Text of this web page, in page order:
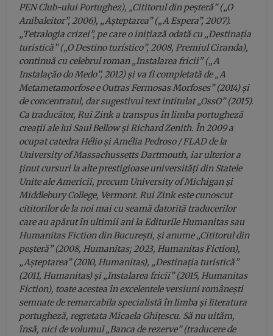
PEN Club-ului Portughez), „Cititorul din peșteră” („O
Anibaleitor”, 2006), „Așteptarea” („A Espera”, 2007).
„Tetralogia crizei”, pe care o inițiază odată cu „Destinația
turistică” („O Destino turístico”, 2008, Premiul Ciranda),
continuă cu celebrul roman „Instalarea fricii” („A
Instalaçăo do Medo”, 2012) și va fi completată de „A
Metametamorfose e Outras Fermosas Morfoses” (2014) și
de concentratul, dar sugestivul text intitulat „OssO” (2015).
Ca traducător, Rui Zink a transpus în limba portugheză
creații ale lui Saul Bellow și Richard Zenith. În 2009 a
ocupat catedra Hélio și Amélia Pedroso / FLAD de la
University of Massachussetts Dartmouth, iar ulterior a
ținut cursuri la alte prestigioase universități din Statele
Unite ale Americii, precum University of Michigan și
Middlebury College, Vermont. Rui Zink este cunoscut
cititorilor de la noi mai cu seamă datorită traducerilor
care au apărut în ultimii ani la Editurile Humanitas sau
Humanitas Fiction din București, și anume „Cititorul din
peșteră” (2008, Humanitas; 2023, Humanitas Fiction),
„Așteptarea” (2010, Humanitas), „Destinația turistică”
(2011, Humanitas) și „Instalarea fricii” (2015, Humanitas
Fiction), toate acestea în excelentele versiuni românești
semnate de remarcabila specialistă în limba și literatura
portugheză, regretata Micaela Ghițescu. Să nu uităm,
însă, nici de volumul „Banca de rezerve” (traducere de